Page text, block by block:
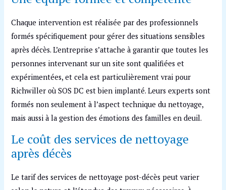
Chaque intervention est réalisée par des professionnels
formés spécifiquement pour gérer des situations sensibles
après décès. L’entreprise s’attache à garantir que toutes les
personnes intervenant sur un site sont qualifiées et
expérimentées, et cela est particulièrement vrai pour
Richwiller où SOS DC est bien implanté. Leurs experts sont
formés non seulement à l’aspect technique du nettoyage,
mais aussi à la gestion des émotions des familles en deuil.
Le coût des services de nettoyage
après décès
Le tarif des services de nettoyage post-décès peut varier